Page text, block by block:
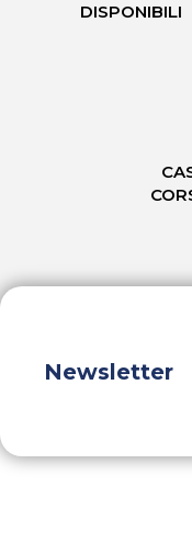
DISPONIBILI
Newsletter